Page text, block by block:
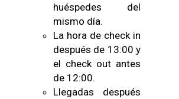
huéspedes del
mismo día.
La hora de check in
después de 13:00 y
el check out antes
de 12:00.
Llegadas después